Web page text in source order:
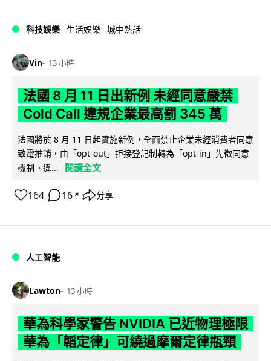
科技娛樂 生活娛樂 城中熱話
Vin 13 小時
法國 8 月 11 日出新例 未經同意嚴禁
Cold Call 違規企業最高罰 345 萬
法國將於 8 月 11 日起實施新例，全面禁止企業未經消費者同意
致電推銷，由「opt-out」拒接登記制轉為「opt-in」先徵同意
機制。違...
閱讀全文
164 16 ↗ 分享
人工智能
Lawton 13 小時
華為科學家警告 NVIDIA 已近物理極限
華為「韜定律」可繞過摩爾定律瓶頸